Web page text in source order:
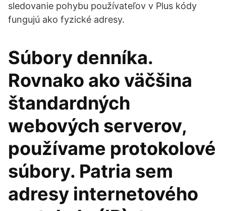
sledovanie pohybu používateľov v Plus kódy
fungujú ako fyzické adresy.
Súbory denníka.
Rovnako ako väčšina
štandardných
webových serverov,
používame protokolové
súbory. Patria sem
adresy internetového